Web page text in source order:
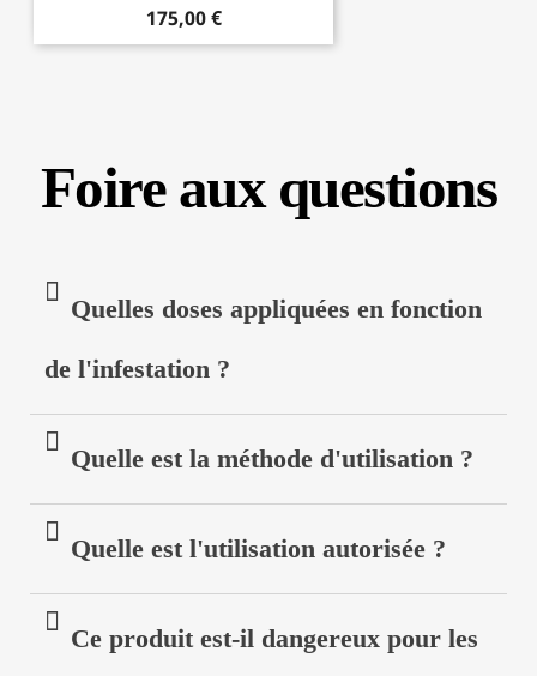
175,00 €
Foire aux questions
Quelles doses appliquées en fonction
de l'infestation ?
Quelle est la méthode d'utilisation ?
Quelle est l'utilisation autorisée ?
Ce produit est-il dangereux pour les